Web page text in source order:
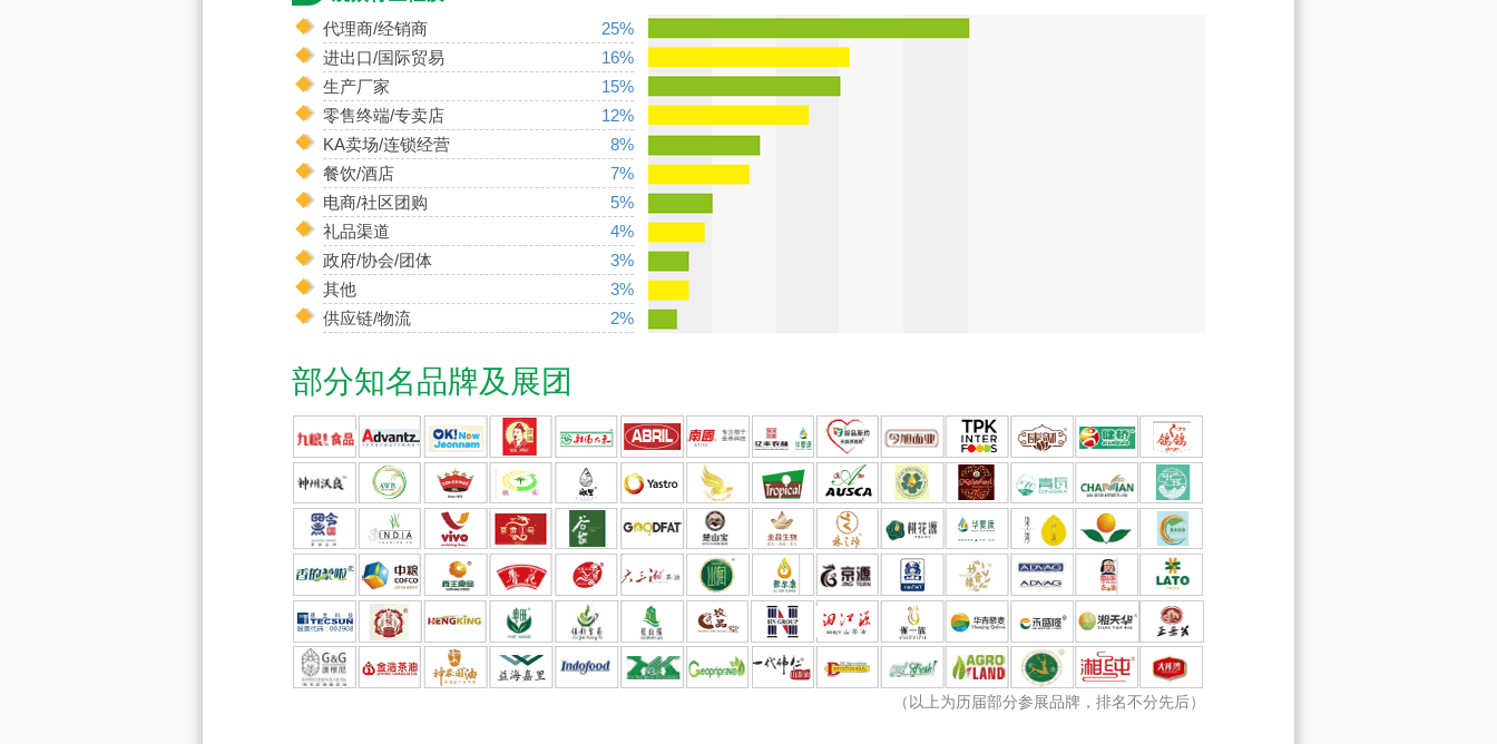
代理商/经销商
25%
进出口/国际贸易
16%
生产厂家
15%
零售终端/专卖店
12%
KA卖场/连锁经营
8%
餐饮/酒店
7%
电商/社区团购
5%
礼品渠道
4%
政府/协会/团体
3%
其他
3%
供应链/物流
2%
部分知名品牌及展团
（以上为历届部分参展品牌，排名不分先后）